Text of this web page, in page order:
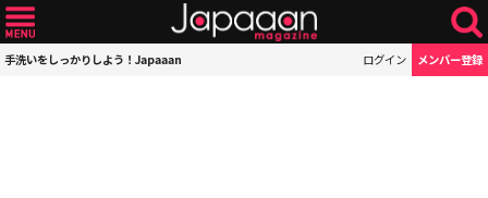
手洗いをしっかりしよう！Japaaan ログイン メンバー登録